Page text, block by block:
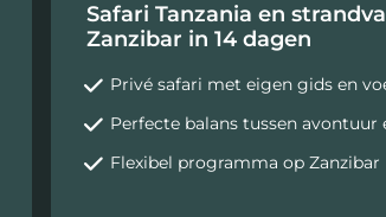
Safari Tanzania en
Zanzibar in 14 dagen
Privé safari met eigen gids en
Perfecte balans tussen avontuur
Flexibel programma op Zanzibar